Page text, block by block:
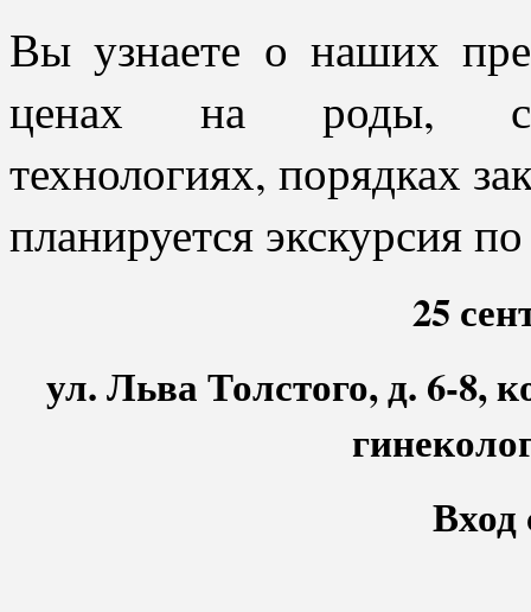
Вы узнаете о наших
ценах на роды,
технологиях, порядках
планируется экскурсия
25
ул. Льва Толстого, д. 6-8,
Вход